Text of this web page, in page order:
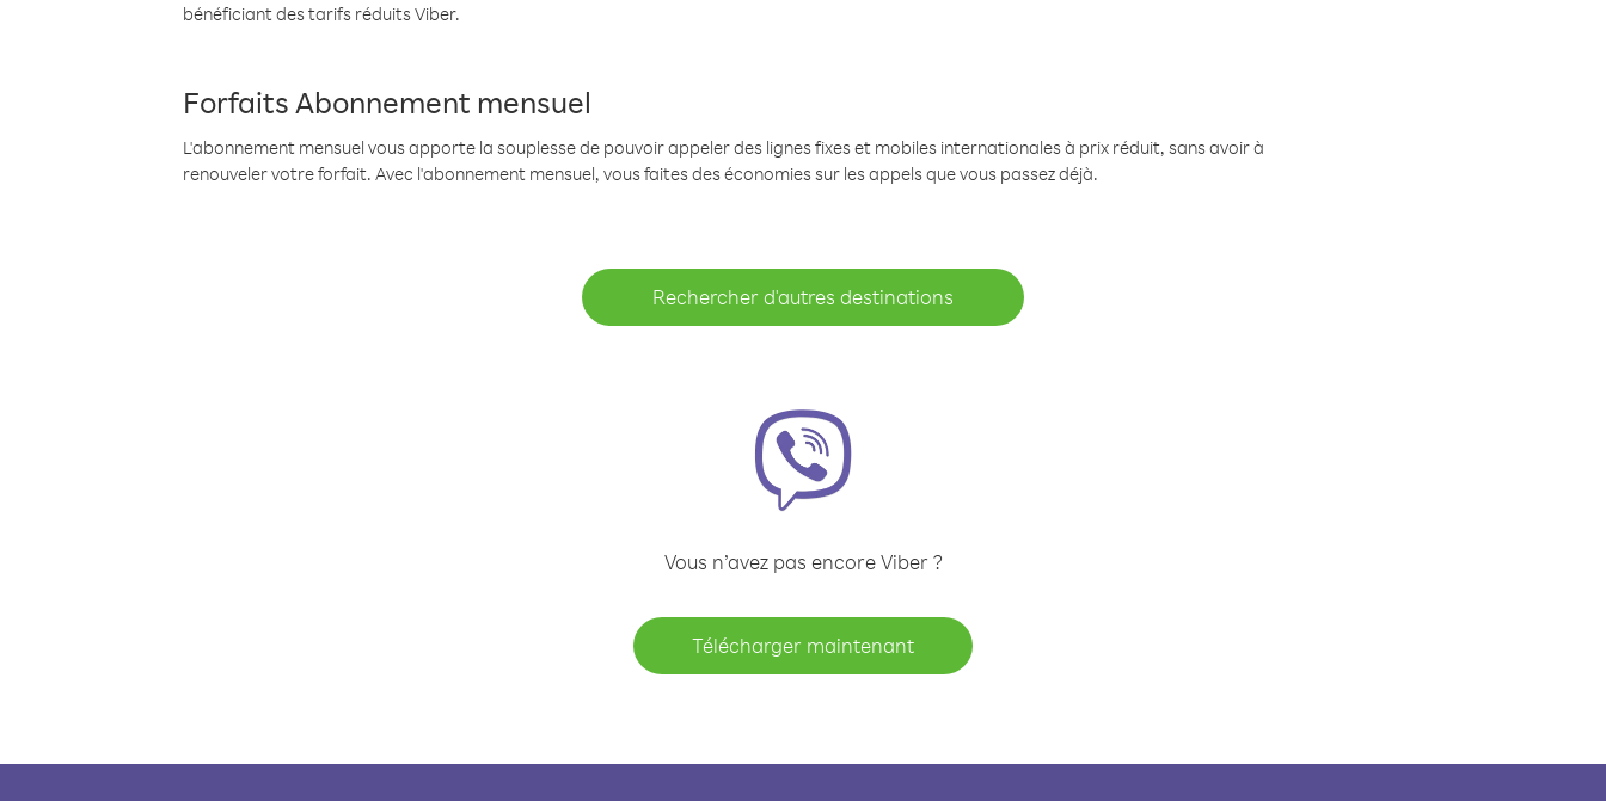
bénéficiant des tarifs réduits Viber.
Forfaits Abonnement mensuel
L'abonnement mensuel vous apporte la souplesse de pouvoir appeler des lignes fixes et mobiles internationales à prix réduit, sans avoir à
renouveler votre forfait. Avec l'abonnement mensuel, vous faites des économies sur les appels que vous passez déjà.
Rechercher d'autres destinations
Vous n’avez pas encore Viber ?
Télécharger maintenant